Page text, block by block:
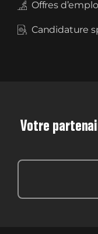
Offres
Candidature
Votre